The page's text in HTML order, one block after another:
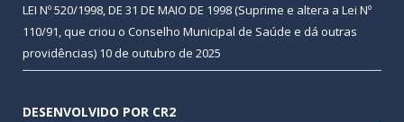
LEI Nº 520/1998, DE 31 DE MAIO DE 1998 (Suprime e altera a Lei Nº
110/91, que criou o Conselho Municipal de Saúde e dá outras
providências) 10 de outubro de 2025
DESENVOLVIDO POR CR2